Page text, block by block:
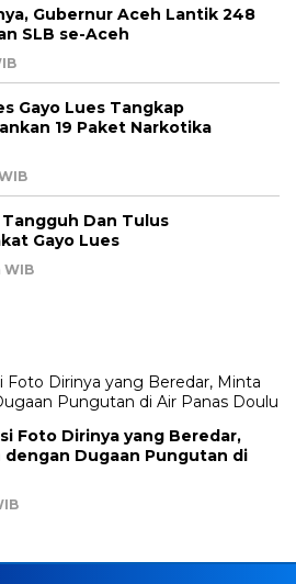
Gubernur Aceh Lantik 248
SLB se-Aceh
Gayo Lues Tangkap
19 Paket Narkotika
Dan Tulus
Gayo Lues
WIB
Foto Dirinya yang Beredar,
Dugaan Pungutan di